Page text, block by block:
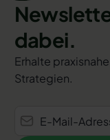
dabei.
Erhalte
Strategien.